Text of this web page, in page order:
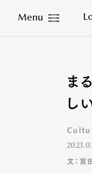
Menu
Close
ま
し
文：宮